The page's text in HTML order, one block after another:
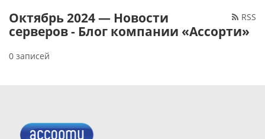
RSS
Октябрь 2024 — Новости
серверов - Блог компании «Ассорти»
0 записей